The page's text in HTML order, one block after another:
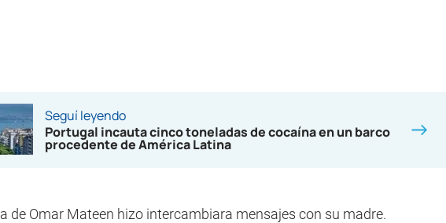
Seguí leyendo
Portugal incauta cinco toneladas de cocaína en un barco
procedente de América Latina
de Omar Mateen hizo intercambiara mensajes con su madre.